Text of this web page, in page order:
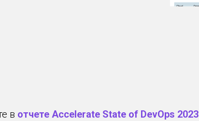
в отчете Accelerate State of DevOps 2023